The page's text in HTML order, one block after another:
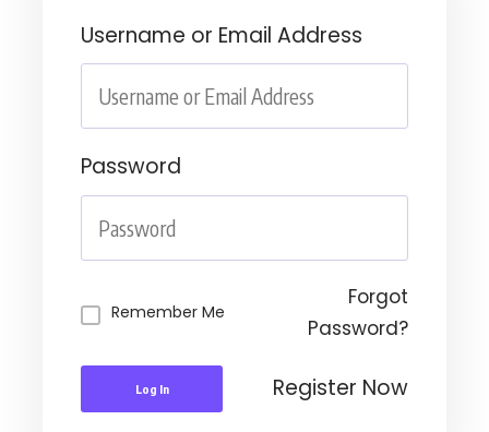
Username or Email Address
Password
Remember Me
Forgot
Password?
Log In Register Now